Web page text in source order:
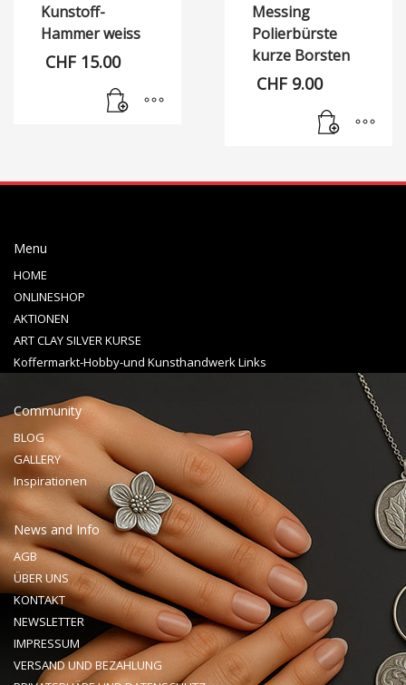
Kunstoff-
Hammer weiss
CHF 15.00
Messing
Polierbürste
kurze Borsten
CHF9.00
Menu
HOME
ONLINESHOP
AKTIONEN
ART CLAY SILVER KURSE
Koffermarkt-Hobby-und Kunsthandwerk Links
Community
BLOG
GALLERY
Inspirationen
News and Info
AGB
ÜBER UNS
KONTAKT
NEWSLETTER
IMPRESSUM
VERSAND UND BEZAHLUNG